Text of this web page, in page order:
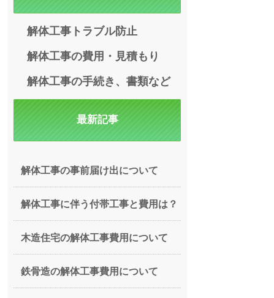
解体工事トラブル防止
解体工事の費用・見積もり
解体工事の手続き、書類など
最新記事
解体工事の事前届け出について
解体工事に伴う付帯工事と費用は？
木造住宅の解体工事費用について
鉄骨造の解体工事費用について